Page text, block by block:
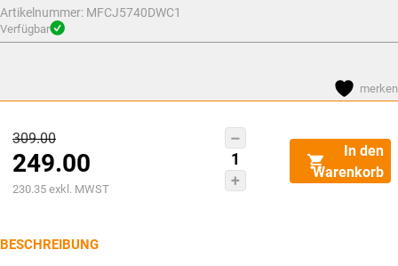
CHF309.00
Preis
ist:
Artikelnummer: MFCJ5740DWC1
Verfügbar
merken
309.00Ursprünglicher
Preis
war:
249.00
Aktueller
ist:
230.35 exkl. MWST
Brother
MFC-
J5740DW
In den
Warenkorb
BESCHREIBUNG